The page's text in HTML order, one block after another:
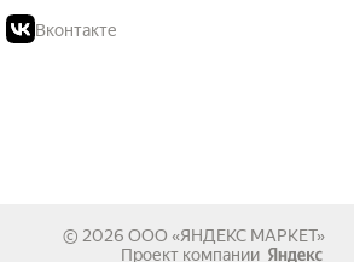
Вконтакте
© 2026 ООО «ЯНДЕКС МАРКЕТ»
Проект компании